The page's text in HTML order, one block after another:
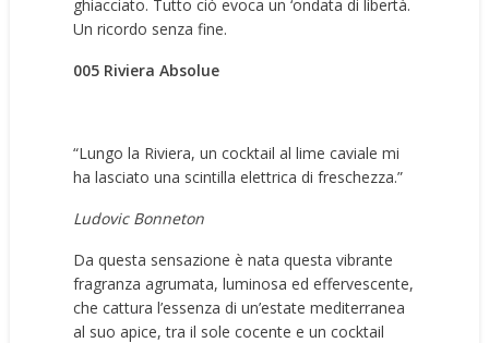
ghiacciato. Tutto ciò evoca un ‘ondata di libertà.
Un ricordo senza fine.
005 Riviera Absolue
“Lungo la Riviera, un cocktail al lime caviale mi
ha lasciato una scintilla elettrica di freschezza.”
Ludovic Bonneton
Da questa sensazione è nata questa vibrante
fragranza agrumata, luminosa ed effervescente,
che cattura l’essenza di un’estate mediterranea
al suo apice, tra il sole cocente e un cocktail